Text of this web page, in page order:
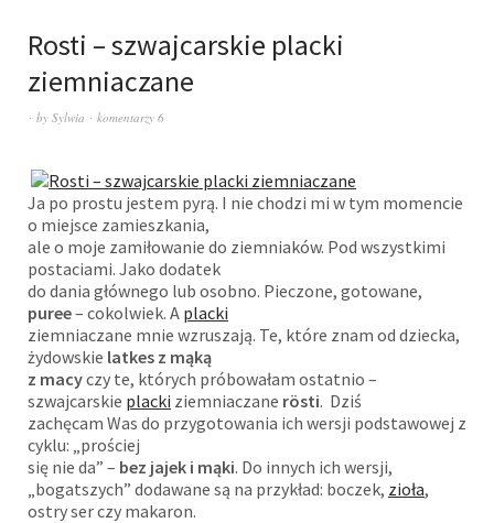
Rosti – szwajcarskie placki
ziemniaczane
by Sylwia komentarzy 6
Ja po prostu jestem pyrą. I nie chodzi mi w tym momencie
o miejsce zamieszkania,
ale o moje zamiłowanie do ziemniaków. Pod wszystkimi
postaciami. Jako dodatek
do dania głównego lub osobno. Pieczone, gotowane,
puree– cokolwiek. A placki
ziemniaczane mnie wzruszają. Te, które znam od dziecka,
żydowskie latkes z mąką
z macyczy te, których próbowałam ostatnio –
szwajcarskie placki ziemniaczane rösti. Dziś
zachęcam Was do przygotowania ich wersji podstawowej z
cyklu: „prościej
się nie da” – bez jajek i mąki. Do innych ich wersji,
„bogatszych” dodawane są na przykład: boczek, zioła,
ostry ser czy makaron.